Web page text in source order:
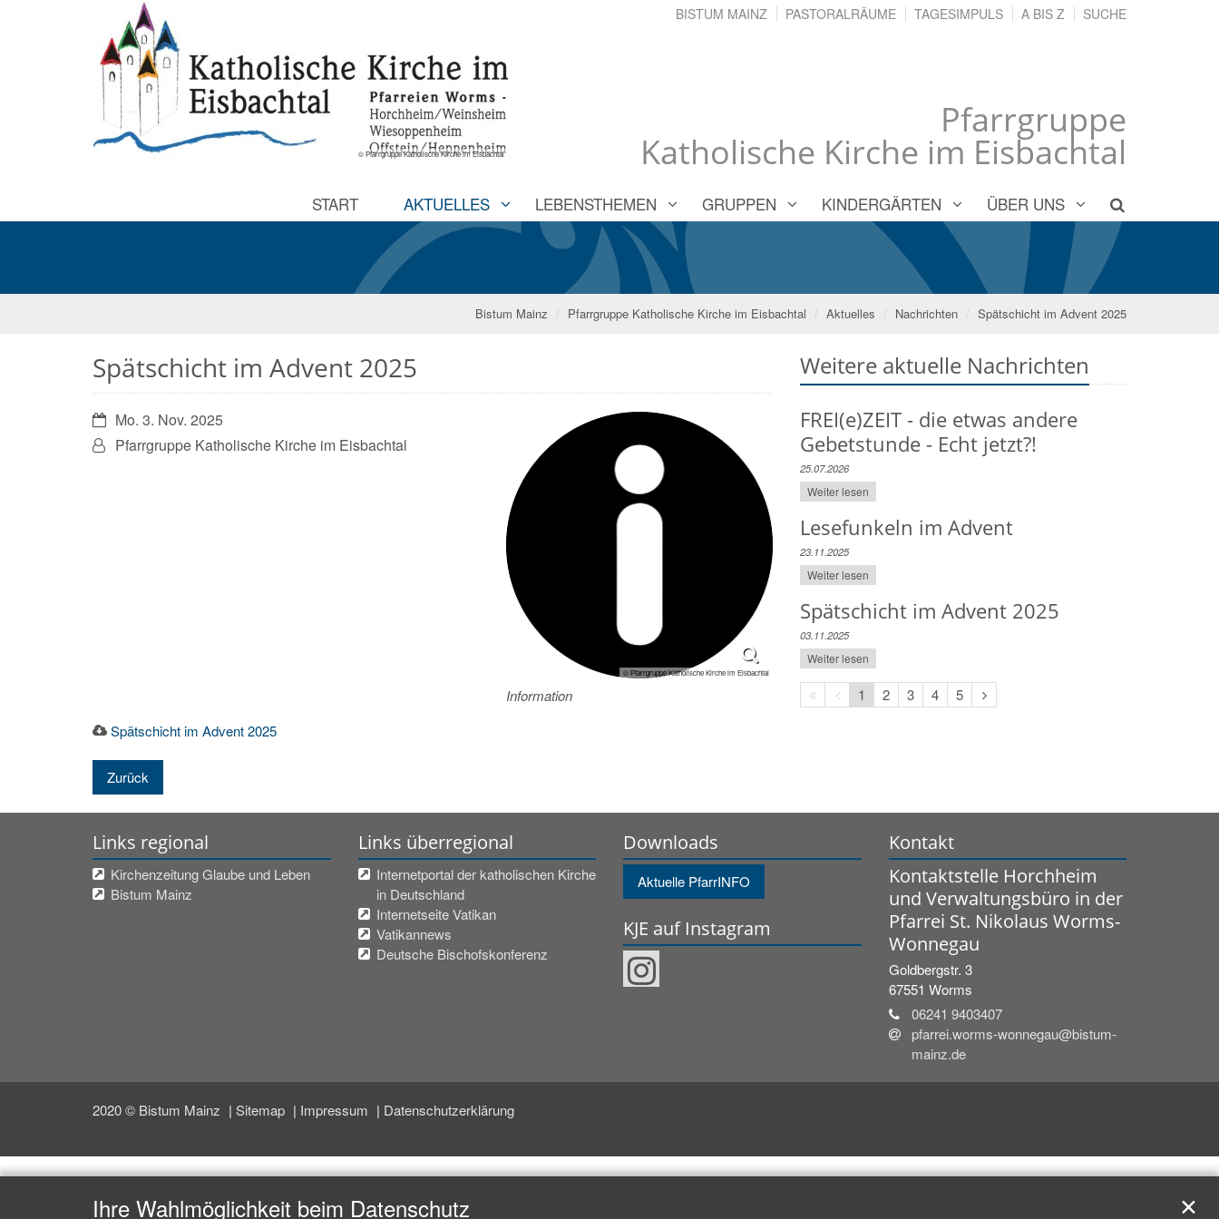
© Pfarrgruppe Katholische Kirche im Eisbachtal
Pfarrgruppe
Katholische Kirche im Eisbachtal
BISTUM MAINZ PASTORALRÄUME TAGESIMPULS A BIS Z SUCHE
START AKTUELLES LEBENSTHEMEN GRUPPEN KINDERGÄRTEN ÜBER UNS
Bistum Mainz Pfarrgruppe Katholische Kirche im Eisbachtal Aktuelles Nachrichten Spätschicht im Advent 2025
Spätschicht im Advent 2025
© Pfarrgruppe Katholische Kirche im Eisbachtal
Information
Datum:Mo. 3. Nov. 2025
Von:Pfarrgruppe Katholische Kirche im Eisbachtal
Spätschicht im Advent 2025
Zurück
Weitere aktuelle Nachrichten
FREI(e)ZEIT - die etwas andere
Gebetstunde - Echt jetzt?!
25.07.2026
Weiter lesen
Lesefunkeln im Advent
23.11.2025
Weiter lesen
Spätschicht im Advent 2025
03.11.2025
Weiter lesen
Erste
Seite
Vorherige
Seite
1 2 3 4 5
Nächste
Seite
Links regional
Kirchenzeitung Glaube und Leben
Bistum Mainz
Links überregional
Internetportal der katholischen Kirche
in Deutschland
Internetseite Vatikan
Vatikannews
Deutsche Bischofskonferenz
Downloads
Aktuelle PfarrINFO
KJE auf Instagram
Kontakt
Kontaktstelle Horchheim
und Verwaltungsbüro in der
Pfarrei St. Nikolaus Worms-
Wonnegau
Goldbergstr. 3
67551 Worms
06241 9403407
pfarrei.worms-wonnegau@bistum-
mainz.de
2020 © Bistum Mainz Sitemap Impressum Datenschutzerklärung
Ihre Wahlmöglichkeit beim Datenschutz ✕